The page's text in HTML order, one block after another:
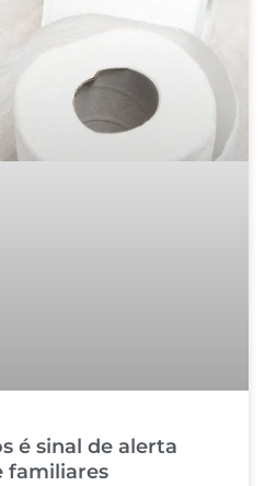
é sinal de alerta
familiares